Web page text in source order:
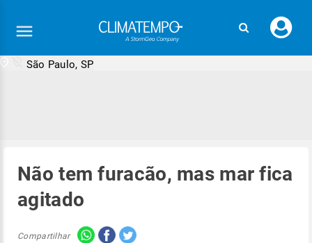
seu
São Paulo, SP
Não tem furacão, mas mar fica
agitado
Compartilhar